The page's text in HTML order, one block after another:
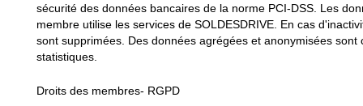
sécurité des données bancaires de la norme PCI-DSS. Les
membre utilise les services de SOLDESDRIVE. En cas
sont supprimées. Des données agrégées et anonymisées
statistiques.
Droits des membres- RGPD